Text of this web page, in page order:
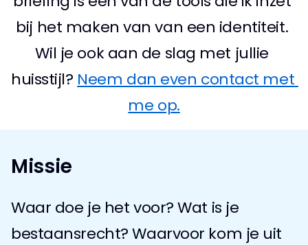
bij het maken van van een identiteit.
Wil je ook aan de slag met jullie
huisstijl? Neem dan even contact met
me op.
Missie
Waar doe je het voor? Wat is je
bestaansrecht? Waarvoor kom je uit